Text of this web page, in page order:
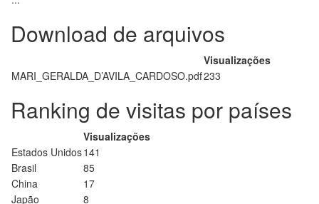
Download de arquivos
Visualizações
MARI_GERALDA_D’AVILA_CARDOSO.pdf233
Ranking de visitas por países
Visualizações
Estados Unidos141
Brasil
85
China
17
Japão
8